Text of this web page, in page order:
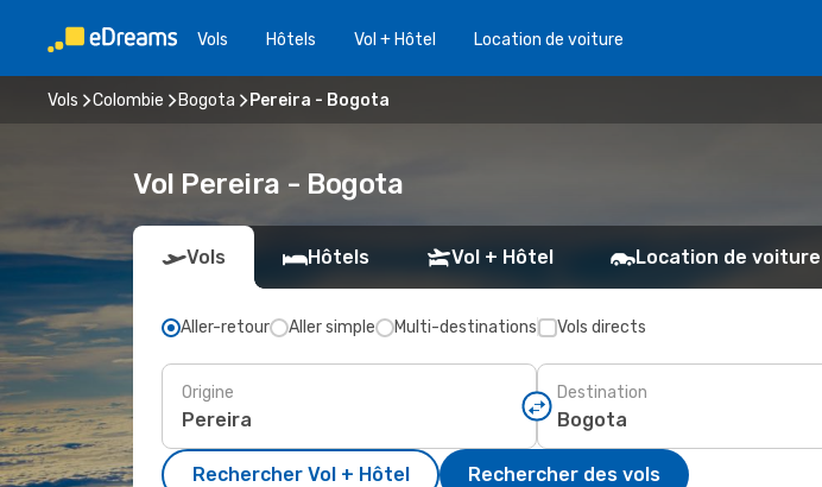
Vols Hôtels Vol + Hôtel Location de voiture
Vols Colombie Bogota Pereira - Bogota
Vol Pereira - Bogota
Vols Hôtels Vol + Hôtel Location de voiture
Aller-retour Aller simple Multi-destinations Vols directs
Origine Destination
Rechercher Vol + Hôtel Rechercher des vols